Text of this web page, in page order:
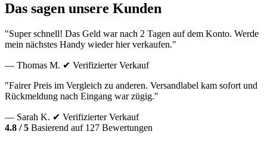
Das sagen unsere Kunden
"Super schnell! Das Geld war nach 2 Tagen auf dem Konto. Werde
mein nächstes Handy wieder hier verkaufen."
— Thomas M. ✔ Verifizierter Verkauf
"Fairer Preis im Vergleich zu anderen. Versandlabel kam sofort und
Rückmeldung nach Eingang war zügig."
— Sarah K. ✔ Verifizierter Verkauf
4.8 / 5 Basierend auf 127 Bewertungen